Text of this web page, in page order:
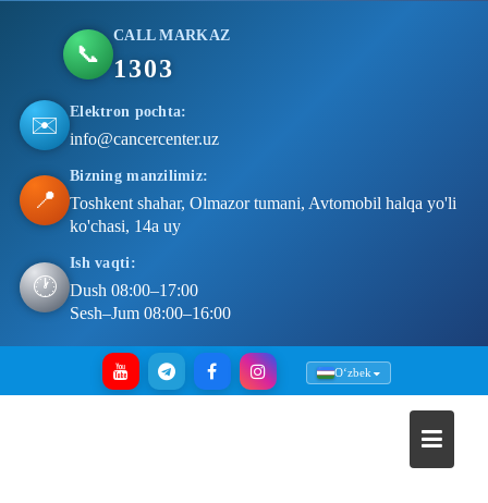
📞
CALL MARKAZ
1303
✉️ Elektron pochta:
info@cancercenter.uz
📍
Bizning manzilimiz:
Toshkent shahar, Olmazor tumani, Avtomobil halqa yo'li
ko'chasi, 14a uy
🕐
Ish vaqti:
Dush 08:00–17:00
Sesh–Jum 08:00–16:00
Oʻzbek